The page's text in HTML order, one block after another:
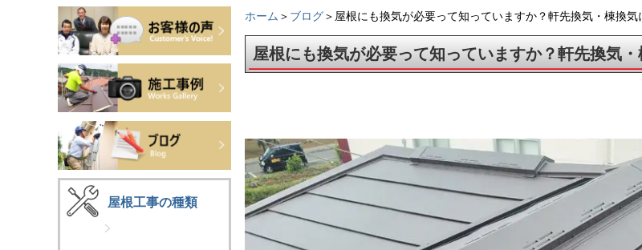
屋根工事の種類
ホーム ＞ ブログ ＞屋根にも換気が必要って知っていますか？軒先換気・棟換
屋根にも換気が必要って知っていますか？軒先換気・